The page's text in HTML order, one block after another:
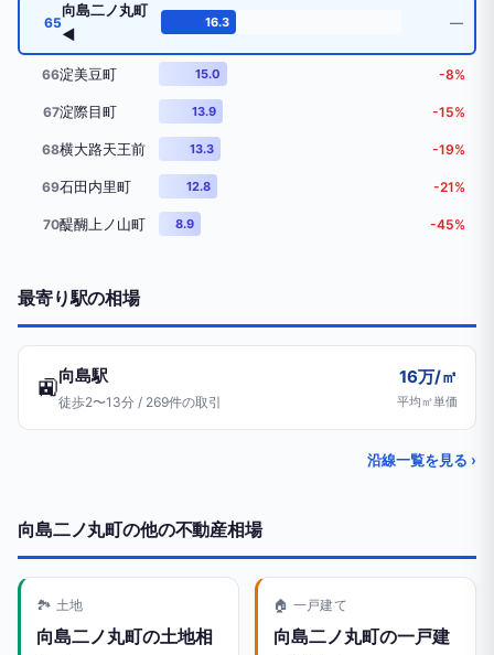
65
向島二ノ丸町
◀
16.3 ―
66淀美豆町 15.0 -8%
67淀際目町 13.9 -15%
68横大路天王前 13.3 -19%
69石田内里町 12.8 -21%
70醍醐上ノ山町 8.9 -45%
最寄り駅の相場
🚉向島駅
徒歩2〜13分 / 269件の取引
16万/㎡
平均㎡単価
沿線一覧を見る ›
向島二ノ丸町の他の不動産相場
🏞️ 土地
向島二ノ丸町の土地相
🏠 一戸建て
向島二ノ丸町の一戸建